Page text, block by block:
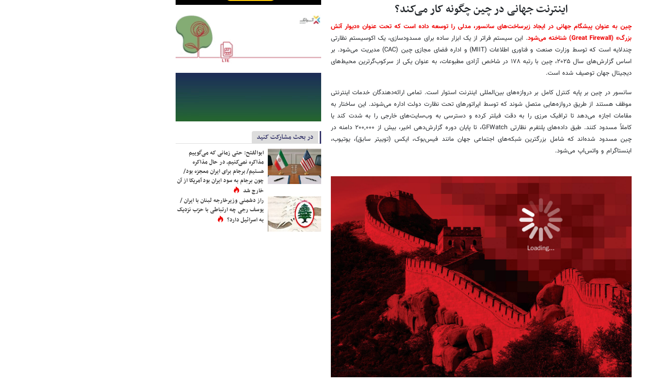
اینترنت جهانی در چین چگونه کار می‌کند؟
چین به عنوان پیشگام جهانی در ایجاد زیرساخت‌های سانسور، مدلی را توسعه داده است که تحت عنوان «دیوار آتش
بزرگ» (Great Firewall) شناخته می‌شود
. این سیستم فراتر از یک ابزار ساده برای مسدودسازی، یک اکوسیستم نظارتی
چندلایه است که توسط وزارت صنعت و فناوری اطلاعات (MIIT) و اداره فضای مجازی چین (CAC) مدیریت می‌شود. بر
اساس گزارش‌های سال ۲۰۲۵، چین با رتبه ۱۷۸ در شاخص آزادی مطبوعات، به عنوان یکی از سرکوب‌گرترین محیط‌های
دیجیتال جهان توصیف شده است.
سانسور در چین بر پایه کنترل کامل بر دروازه‌های بین‌المللی اینترنت استوار است. تمامی ارائه‌دهندگان خدمات اینترنتی
موظف هستند از طریق دروازه‌هایی متصل شوند که توسط اپراتورهای تحت نظارت دولت اداره می‌شوند. این ساختار به
مقامات اجازه می‌دهد تا ترافیک مرزی را به دقت فیلتر کرده و دسترسی به وب‌سایت‌های خارجی را به شدت کند یا
کاملاً مسدود کنند. طبق داده‌های پلتفرم نظارتی GFWatch، تا پایان دوره گزارش‌دهی اخیر، بیش از ۲۰۰,۰۰۰ دامنه در
چین مسدود شده‌اند که شامل بزرگترین شبکه‌های اجتماعی جهان مانند فیس‌بوک، ایکس (توییتر سابق)، یوتیوب،
اینستاگرام و واتس‌اپ می‌شود.
در بحث مشارکت کنید
ابوالفتح: حتی زمانی که می‌گوییم
مذاکره نمی‌کنیم، در حال مذاکره
هستیم/ برجام برای ایران معجزه بود/
چون برجام به سود ایران بود آمریکا از آن
خارج شد
راز دشمنی وزیرخارجه لبنان با ایران /
یوسف رجی چه ارتباطی با حزب نزدیک
به اسرائیل دارد؟